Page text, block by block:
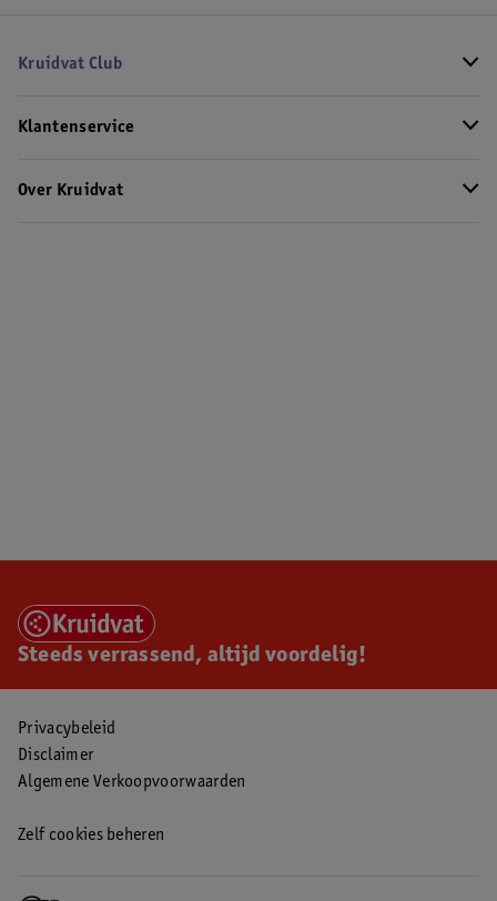
Kruidvat Club
Klantenservice
Over Kruidvat
Steeds verrassend, altijd voordelig!
Privacybeleid
Disclaimer
Algemene Verkoopvoorwaarden
Zelf cookies beheren